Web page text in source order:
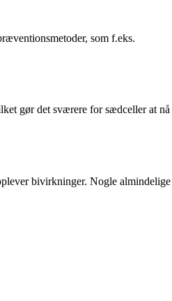
som f.eks.
gør det sværere for sædceller at nå
bivirkninger. Nogle almindelige